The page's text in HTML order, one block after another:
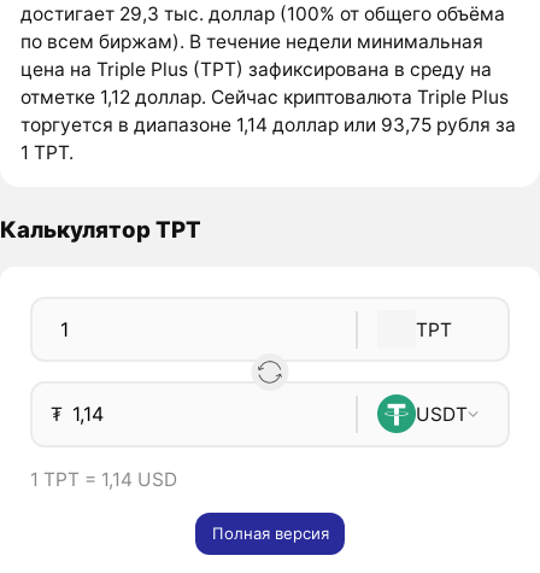
достигает 29,3 тыс. доллар (100% от общего объёма
по всем биржам). В течение недели минимальная
цена на Triple Plus (TPT) зафиксирована в среду на
отметке 1,12 доллар. Сейчас криптовалюта Triple Plus
торгуется в диапазоне 1,14 доллар или 93,75 рубля за
1 TPT.
Калькулятор TPT
TPT
₮ USDT
1 TPT = 1,14 USD
Полная версия